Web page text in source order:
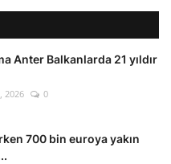
Anter Balkanlarda 21 yıldır
2026 0
700 bin euroya yakın